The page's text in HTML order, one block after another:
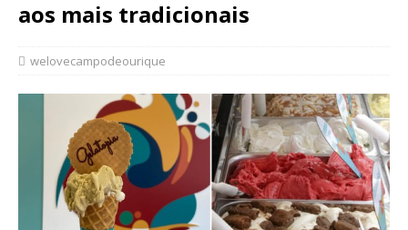
aos mais tradicionais
welovecampodeourique